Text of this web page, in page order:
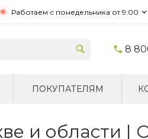
Работаем с понедельника от 9:00
8
ПОКУПАТЕЛЯМ
и области